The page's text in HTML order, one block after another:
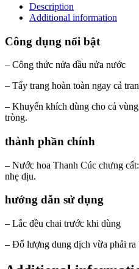
Description
Additional information
Công dụng nổi bật
– Công thức nửa dầu nửa nước
– Tẩy trang hoàn toàn ngay cả
– Khuyến khích dùng cho cả
tròng.
thành phần chính
– Nước hoa Thanh Cúc chưng
nhẹ dịu.
hướng dẫn sử dụng
– Lắc đều chai trước khi dùng
– Đổ lượng dung dịch vừa phải ra